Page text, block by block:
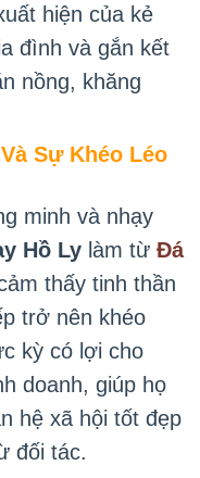
hiện của kẻ
đình và gắn kết
nồng, khăng
Sự Khéo Léo
minh và nhạy
Hồ Ly làm từ Đá
thấy tinh thần
trở nên khéo
kỳ có lợi cho
doanh, giúp họ
hệ xã hội tốt đẹp
đối tác.